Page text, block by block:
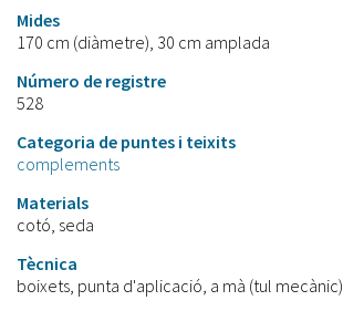
Mides
170 cm (diàmetre), 30 cm amplada
Número de registre
528
Categoria de puntes i teixits
complements
Materials
cotó, seda
Tècnica
boixets, punta d'aplicació, a mà (tul mecànic)